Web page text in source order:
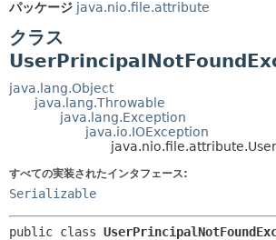
使用
プレビュー
索引
ヘルプ
パッケージ java.nio.file.attribute
クラス
java.lang.Object
java.lang.Throwable
java.lang.Exception
java.io.IOException
すべての実装されたインタフェース:
Serializable
public class